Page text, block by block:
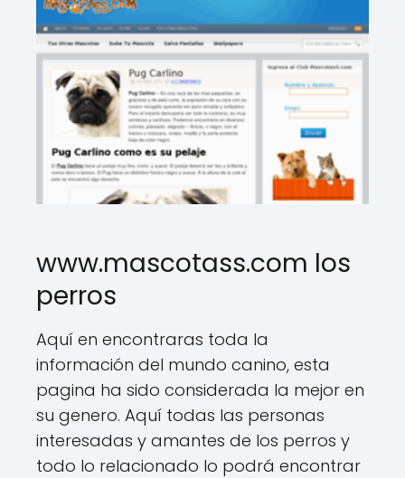
www.mascotass.com los
perros
Aquí en encontraras toda la
información del mundo canino, esta
pagina ha sido considerada la mejor en
su genero. Aquí todas las personas
interesadas y amantes de los perros y
todo lo relacionado lo podrá encontrar